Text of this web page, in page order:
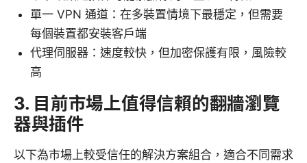
單一 VPN 通道：在多裝置情境下最穩定，但需要
每個裝置都安裝客戶端
代理伺服器：速度較快，但加密保護有限，風險較
高
3. 目前市場上值得信賴的翻牆瀏覽
器與插件
以下為市場上較受信任的解決方案組合，適合不同需求